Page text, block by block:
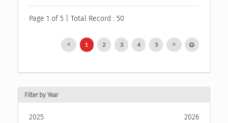
Page 1 of 5 | Total Record : 50
1 2 3 4 5
Filter by Year
2025 2026